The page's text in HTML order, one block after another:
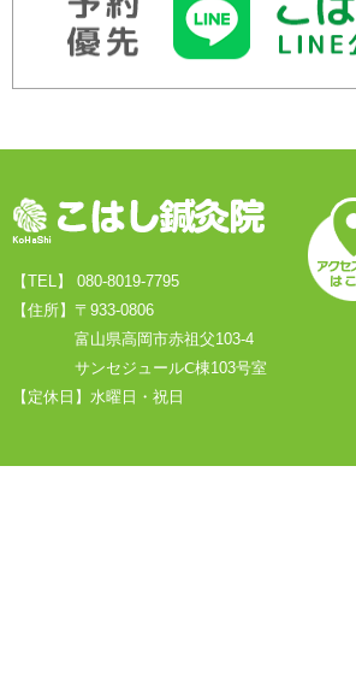
【TEL】 080-8019-7795
【住所】〒933-0806
富山県高岡市赤祖父103-4
サンセジュールⅭ棟103号室
【定休日】水曜日・祝日